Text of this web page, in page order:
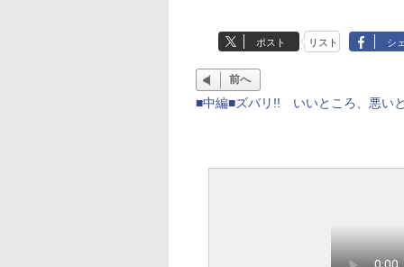
ポスト リスト シ
前へ
■中編■ズバリ!! いいところ、悪い